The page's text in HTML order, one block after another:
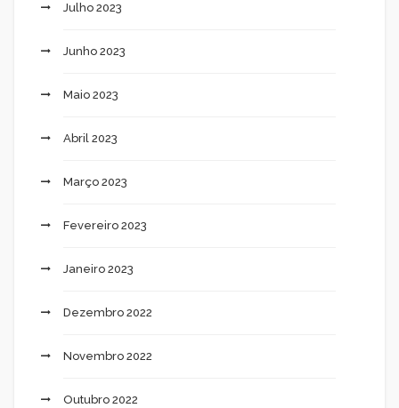
Julho 2023
Junho 2023
Maio 2023
Abril 2023
Março 2023
Fevereiro 2023
Janeiro 2023
Dezembro 2022
Novembro 2022
Outubro 2022